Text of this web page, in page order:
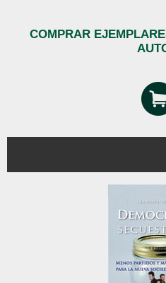
COMPRAR